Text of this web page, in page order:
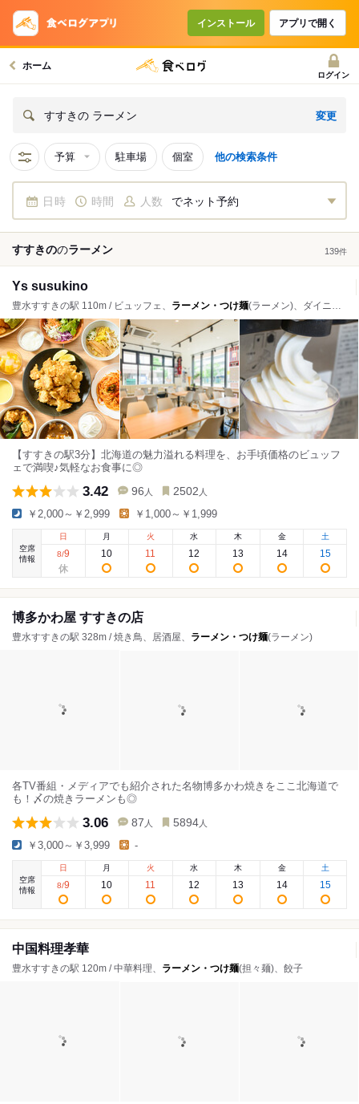
インストール アプリで開く
ホーム
ログイン
すすきの ラーメン 変更
予算 駐車場 個室 他の検索条件
日時 時間 人数 でネット予約
すすきののラーメン 139件
Ys susukino
豊水すすきの駅 110m / ビュッフェ、 ラーメン・つけ麺(ラーメン)、ダイニングバー
【すすきの駅3分】北海道の魅力溢れる料理を、お手頃価格のビュッフ
ェで満喫♪気軽なお食事に◎
3.42 96 人 2502 人
￥2,000～￥2,999 ￥1,000～￥1,999
空席
情報
日
8/9
月
10
火
11
水
12
木
13
金
14
土
15
博多かわ屋 すすきの店
豊水すすきの駅 328m / 焼き鳥、居酒屋、 ラーメン・つけ麺(ラーメン)
各TV番組・メディアでも紹介された名物博多かわ焼きをここ北海道で
も！〆の焼きラーメンも◎
3.06 87 人 5894 人
￥3,000～￥3,999 -
空席
情報
日
8/9
月
10
火
11
水
12
木
13
金
14
土
15
中国料理孝華
豊水すすきの駅 120m / 中華料理、 ラーメン・つけ麺(担々麺)、餃子